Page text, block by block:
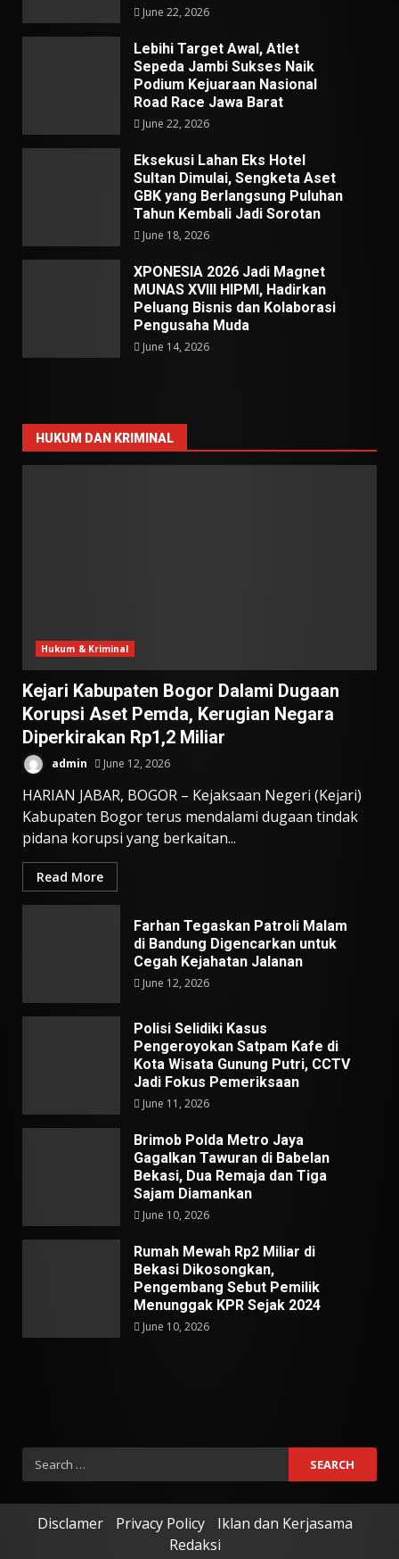
June 22, 2026
Lebihi Target Awal, Atlet
Sepeda Jambi Sukses Naik
Podium Kejuaraan Nasional
Road Race Jawa Barat
June 22, 2026
Eksekusi Lahan Eks Hotel
Sultan Dimulai, Sengketa Aset
GBK yang Berlangsung Puluhan
Tahun Kembali Jadi Sorotan
June 18, 2026
XPONESIA 2026 Jadi Magnet
MUNAS XVIII HIPMI, Hadirkan
Peluang Bisnis dan Kolaborasi
Pengusaha Muda
June 14, 2026
HUKUM DAN KRIMINAL
Hukum & Kriminal
Kejari Kabupaten Bogor Dalami Dugaan
Korupsi Aset Pemda, Kerugian Negara
Diperkirakan Rp1,2 Miliar
admin June 12, 2026
HARIAN JABAR, BOGOR – Kejaksaan Negeri (Kejari)
Kabupaten Bogor terus mendalami dugaan tindak
pidana korupsi yang berkaitan...
Read More
Farhan Tegaskan Patroli Malam
di Bandung Digencarkan untuk
Cegah Kejahatan Jalanan
June 12, 2026
Polisi Selidiki Kasus
Pengeroyokan Satpam Kafe di
Kota Wisata Gunung Putri, CCTV
Jadi Fokus Pemeriksaan
June 11, 2026
Brimob Polda Metro Jaya
Gagalkan Tawuran di Babelan
Bekasi, Dua Remaja dan Tiga
Sajam Diamankan
June 10, 2026
Rumah Mewah Rp2 Miliar di
Bekasi Dikosongkan,
Pengembang Sebut Pemilik
Menunggak KPR Sejak 2024
June 10, 2026
Search
for:
Disclamer Privacy Policy
Iklan dan Kerjasama
Redaksi